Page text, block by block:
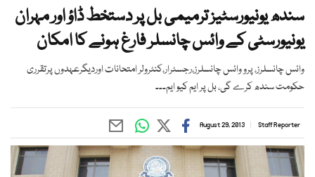
سندھ یونیورسٹیز ترمیمی بل پر دستخط ڈاؤ اور مہران
یونیورسٹی کے وائس چانسلر فارغ ہونے کا امکان
وائس چانسلرز، پرو وائس چانسلرز،رجسٹرار،کنٹرولر امتحانات اوردیگرعہدوں پرتقرری
حکومت سندھ کرے گی، بل پر ایم کیو ایم۔۔۔
Staff Reporter
August 29, 2013